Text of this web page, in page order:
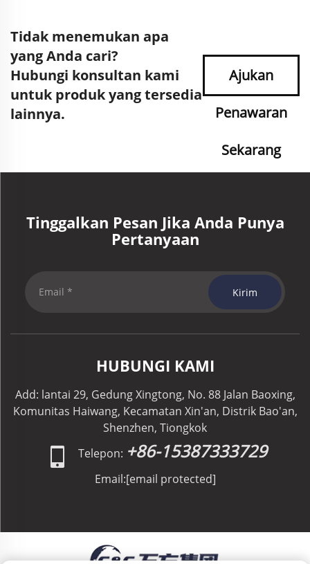
Tidak menemukan apa
yang Anda cari?
Hubungi konsultan kami
untuk produk yang tersedia
lainnya.
Ajukan
Penawaran
Sekarang
Tinggalkan Pesan Jika Anda Punya
Pertanyaan
Kirim
HUBUNGI KAMI
Add: lantai 29, Gedung Xingtong, No. 88 Jalan Baoxing,
Komunitas Haiwang, Kecamatan Xin'an, Distrik Bao'an,
Shenzhen, Tiongkok
Telepon: +86-15387333729
Email:[email protected]